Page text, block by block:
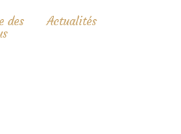
des
Actualités